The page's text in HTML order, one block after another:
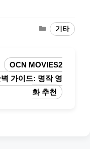
Categories
기타
OCN MOVIES2
벽 가이드: 명작 영
화 추천